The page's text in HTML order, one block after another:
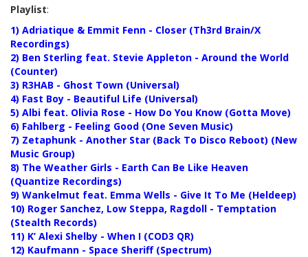
Playlist:
1) Adriatique & Emmit Fenn - Closer (Th3rd Brain/X
Recordings)
2) Ben Sterling feat. Stevie Appleton - Around the World
(Counter)
3) R3HAB - Ghost Town (Universal)
4) Fast Boy - Beautiful Life (Universal)
5) Albi feat. Olivia Rose - How Do You Know (Gotta Move)
6) Fahlberg - Feeling Good (One Seven Music)
7) Zetaphunk - Another Star (Back To Disco Reboot) (New
Music Group)
8) The Weather Girls - Earth Can Be Like Heaven
(Quantize Recordings)
9) Wankelmut feat. Emma Wells - Give It To Me (Heldeep)
10) Roger Sanchez, Low Steppa, Ragdoll - Temptation
(Stealth Records)
11) K’ Alexi Shelby - When I (COD3 QR)
12) Kaufmann - Space Sheriff (Spectrum)